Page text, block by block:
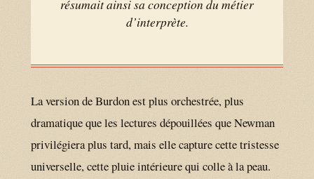
résumait ainsi sa conception du métier
d’interprète.
La version de Burdon est plus orchestrée, plus
dramatique que les lectures dépouillées que Newman
privilégiera plus tard, mais elle capture cette tristesse
universelle, cette pluie intérieure qui colle à la peau.